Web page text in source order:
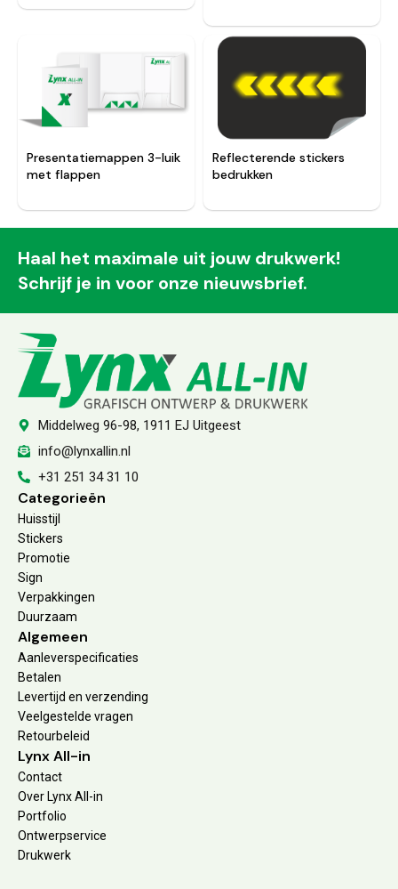
Presentatiemappen 3-luik
met flappen
Reflecterende stickers
bedrukken
Haal het maximale uit jouw drukwerk!
Schrijf je in voor onze nieuwsbrief.
Middelweg 96-98, 1911 EJ Uitgeest
info@lynxallin.nl
+31 251 34 31 10
Categorieën
Huisstijl
Stickers
Promotie
Sign
Verpakkingen
Duurzaam
Algemeen
Aanleverspecificaties
Betalen
Levertijd en verzending
Veelgestelde vragen
Retourbeleid
Lynx All-in
Contact
Over Lynx All-in
Portfolio
Ontwerpservice
Drukwerk